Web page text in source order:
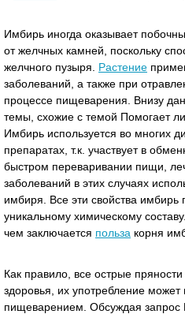
Имбирь иногда оказывает
от желчных камней, поскольку
желчного пузыря. Растение
заболеваний, а также при
процессе пищеварения. Внизу
темы, схожие с темой Помогает
Имбирь используется во многих
препаратах, т.к. участвует в
быстром переваривании пищи,
заболеваний в этих случаях
имбиря. Все эти свойства имбирь
уникальному химическому
чем заключается польза корня
Как правило, все острые
здоровья, их употребление
пищеварением. Обсуждая запрос